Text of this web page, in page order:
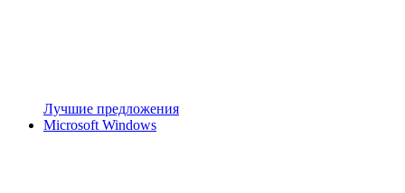
Лучшие предложения
Microsoft Windows